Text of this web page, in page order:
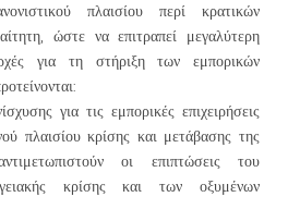
πλαισίου περί κρατικών
ώστε να επιτραπεί μεγαλύτερη
για τη στήριξη των εμπορικών
για τις εμπορικές επιχειρήσεις
πλαισίου κρίσης και μετάβασης της
οι επιπτώσεις του
κρίσης και των οξυμένων